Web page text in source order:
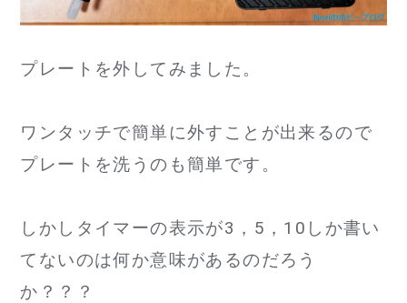
プレートを外してみました。
ワンタッチで簡単に外すことが出来るので
プレートを洗うのも簡単です。
しかしタイマーの表示が3，5，10しか書い
てないのは何か意味があるのだろう
か？？？